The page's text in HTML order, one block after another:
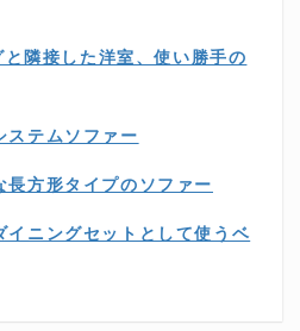
隣接した洋室、使い勝手の
テムソファー
方形タイプのソファー
ニングセットとして使うベ